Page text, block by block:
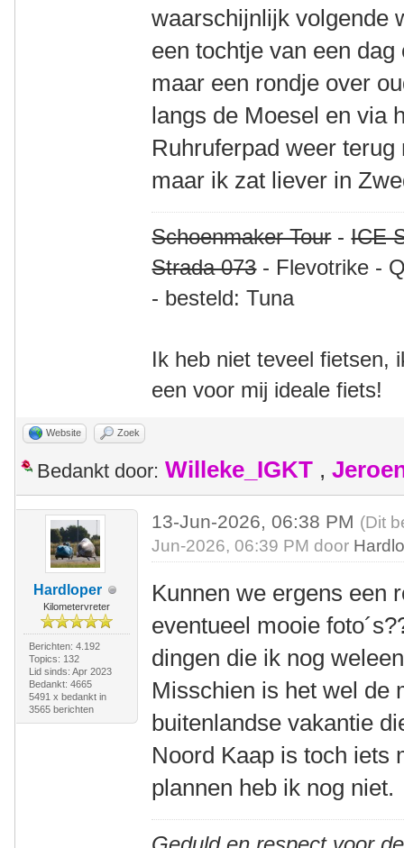
waarschijnlijk volgende
een tochtje van een
maar een rondje over
langs de Moesel en via
Ruhruferpad weer
maar ik zat liever in
Schoenmaker Tour-ICE
Strada 073- Flevotrike -
- besteld: Tuna
Ik heb niet teveel fietsen,
een voor mij ideale fiets!
Website Zoek
Bedankt door: Willeke_IGKT ,
Hardloper
Kilometervreter
Berichten: 4.192
Topics: 132
Lid sinds: Apr 2023
Bedankt: 4665
5491 x bedankt in
3565 berichten
13-Jun-2026, 06:38 PM (Dit
Jun-2026, 06:39 PM door
Kunnen we ergens een
eventueel mooie
dingen die ik nog
Misschien is het wel de
buitenlandse vakantie
Noord Kaap is toch iets
plannen heb ik nog niet.